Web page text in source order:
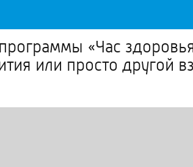
«Час
или просто другой